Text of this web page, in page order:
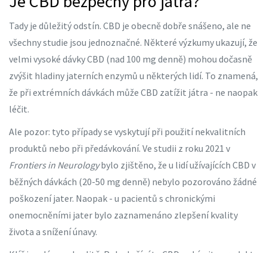
Tady je důležitý odstín. CBD je obecně dobře snášeno, ale ne
všechny studie jsou jednoznačné. Některé výzkumy ukazují, že
velmi vysoké dávky CBD (nad 100 mg denně) mohou dočasně
zvýšit hladiny jaterních enzymů u některých lidí. To znamená,
že při extrémních dávkách může CBD zatížit játra - ne naopak
léčit.
Ale pozor: tyto případy se vyskytují při použití nekvalitních
produktů nebo při předávkování. Ve studii z roku 2021 v
Frontiers in Neurologybylo zjištěno, že u lidí užívajících CBD v
běžných dávkách (20-50 mg denně) nebylo pozorováno žádné
poškození jater. Naopak - u pacientů s chronickými
onemocněními jater bylo zaznamenáno zlepšení kvality
života a snížení únavy.